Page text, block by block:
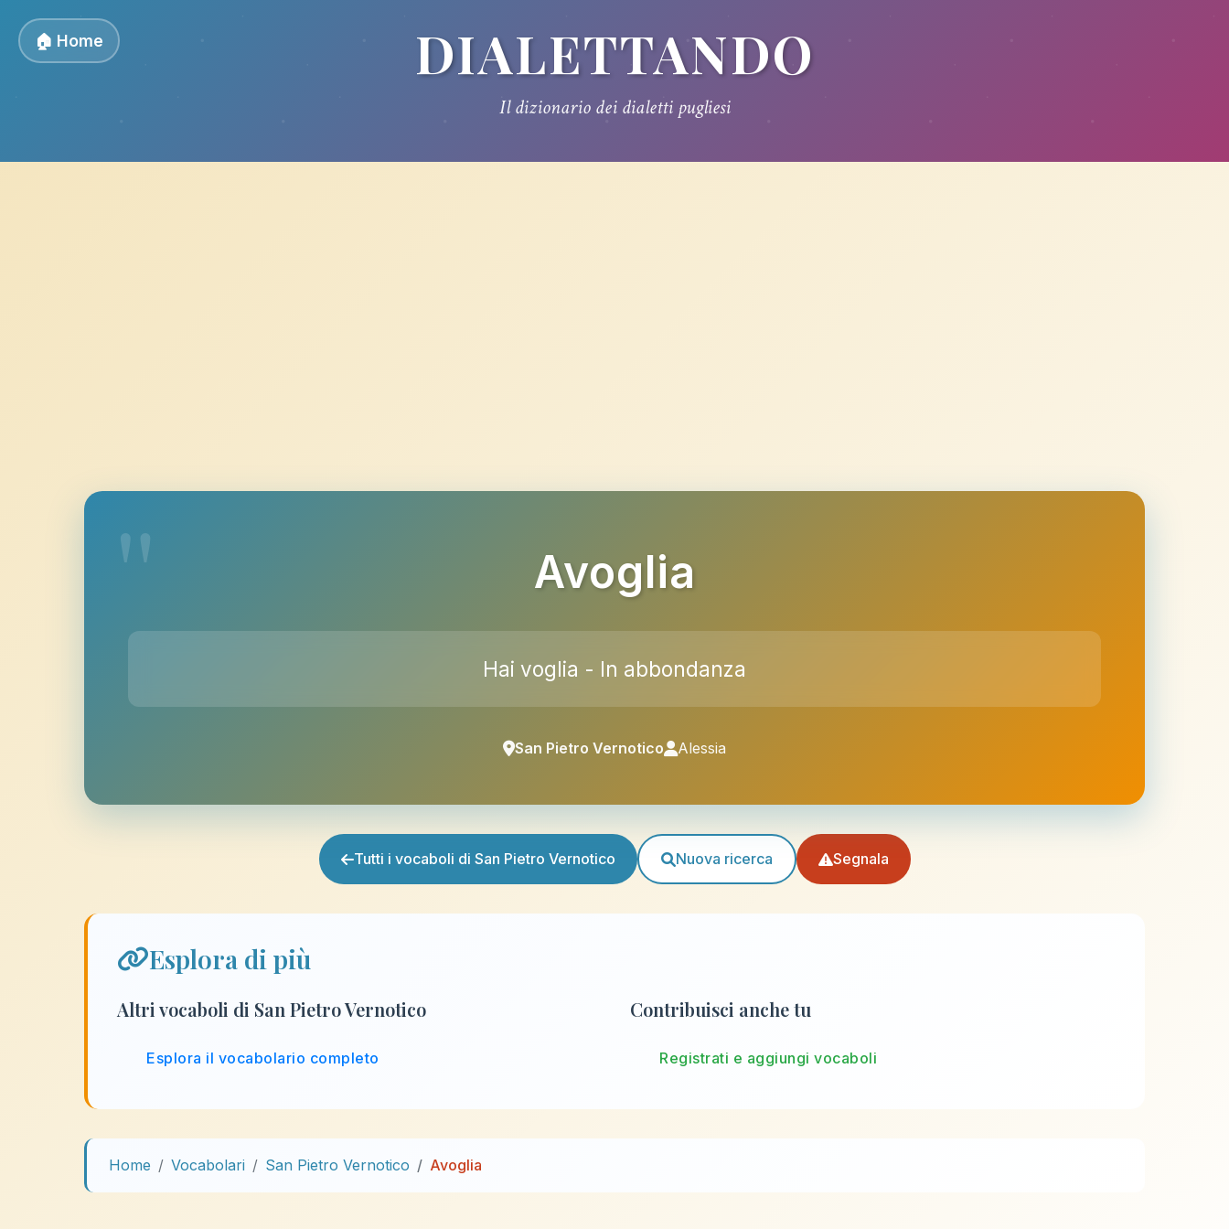
🏠 Home DIALETTANDO
Il dizionario dei dialetti pugliesi
Avoglia
Hai voglia - In abbondanza
San Pietro Vernotico Alessia
Tutti i vocaboli di San Pietro Vernotico Nuova ricerca Segnala
Esplora di più
Altri vocaboli di San Pietro Vernotico
Esplora il vocabolario completo
Contribuisci anche tu
Registrati e aggiungi vocaboli
Home Vocabolari San Pietro Vernotico Avoglia